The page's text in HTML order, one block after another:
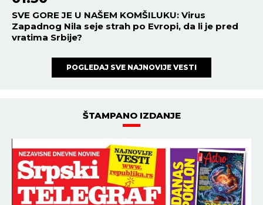
SVE GORE JE U NAŠEM KOMŠILUKU: Virus
Zapadnog Nila seje strah po Evropi, da li je pred
vratima Srbije?
POGLEDAJ SVE NAJNOVIJE VESTI
ŠTAMPANO IZDANJE